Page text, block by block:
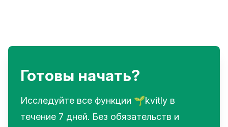
Готовы начать?
Исследуйте все функции 🌱kvitly в
течение 7 дней. Без обязательств и